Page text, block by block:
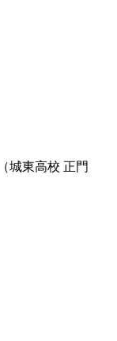
城東高校 正門